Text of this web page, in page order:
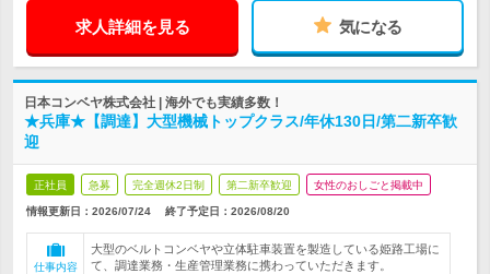
求人詳細を見る 気になる
日本コンベヤ株式会社 | 海外でも実績多数！
★兵庫★【調達】大型機械トップクラス/年休130日/第二新卒歓
迎
正社員 急募 完全週休2日制 第二新卒歓迎 女性のおしごと掲載中
情報更新日：2026/07/24 終了予定日： 2026/08/20
仕事内容
大型のベルトコンベヤや立体駐車装置を製造している姫路工場に
て、調達業務・生産管理業務に携わっていただきます。